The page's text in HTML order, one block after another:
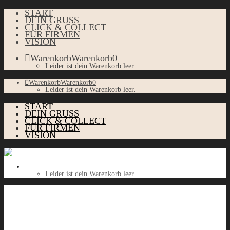
START
DEIN GRUSS
CLICK & COLLECT
FÜR FIRMEN
VISION
WarenkorbWarenkorb0
Leider ist dein Warenkorb leer.
WarenkorbWarenkorb0
Leider ist dein Warenkorb leer.
START
DEIN GRUSS
CLICK & COLLECT
FÜR FIRMEN
VISION
Leider ist dein Warenkorb leer.